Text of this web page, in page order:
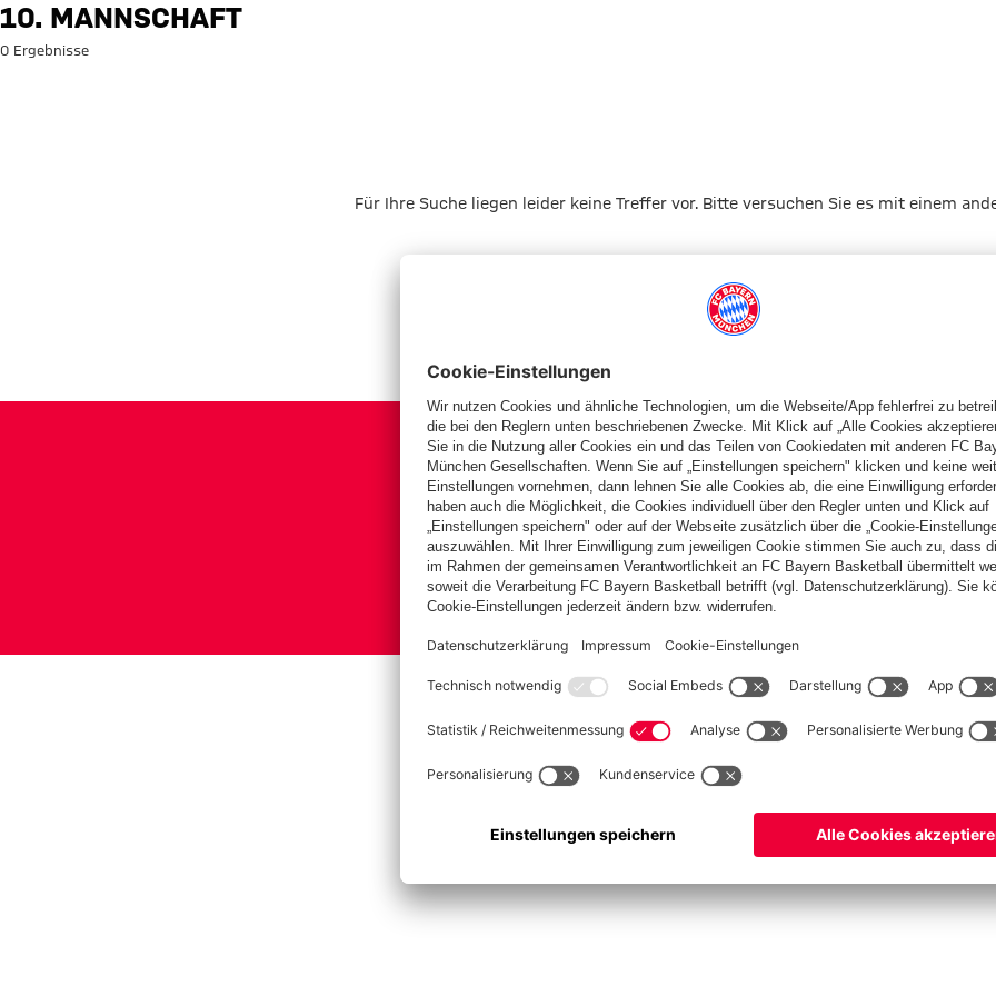
Suche: 10. Mannschaft
10. MANNSCHAFT
0 Ergebnisse
Für Ihre Suche liegen leider keine Treffer vor. Bitte versuchen Sie es mit einem
Basketball Frauen Handball Schach Schiedsrichter Seniorenfußball
Impressum Datenschutz Nutzungsbedingungen Barrierefreiheit